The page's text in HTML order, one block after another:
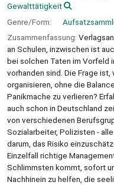
Gewalttätigkeit
Genre/Form:
Zusammenfassung:
an Schulen, inzwischen ist
bei solchen Taten im Vorfeld
vorhanden sind. Die Frage
organisieren, ohne die
Panikmache zu verlieren?
auch schon in Deutschland
von verschiedenen
Sozialarbeiter, Polizisten -
darum, das Risiko
Einzelfall richtige
Schlimmsten kommt, sofort
Nachhinein zu helfen, die